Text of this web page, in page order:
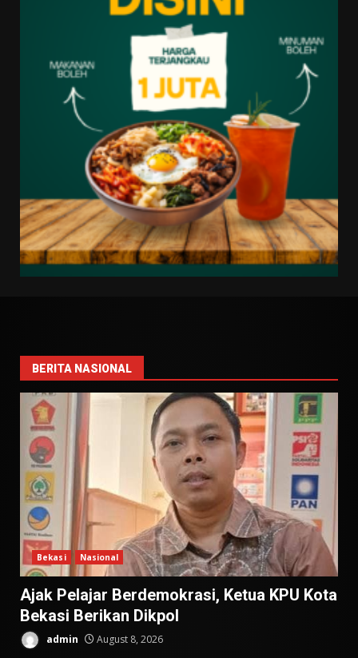
BERITA NASIONAL
Bekasi Nasional
Ajak Pelajar Berdemokrasi, Ketua KPU Kota
Bekasi Berikan Dikpol
admin August 8, 2026